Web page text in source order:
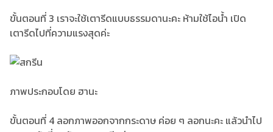
ขั้นตอนที่ 3 เราจะใช้เตารีดแบบธรรมดานะคะ ห้ามใช้ไอน้ำ เปิด
เตารีดไปที่ความแรงสุดค่ะ
ภาพประกอบโดย ฮานะ
ขั้นตอนที่ 4 ลอกภาพออกจากกระดาษ ค่อย ๆ ลอกนะคะ แล้วนำไป